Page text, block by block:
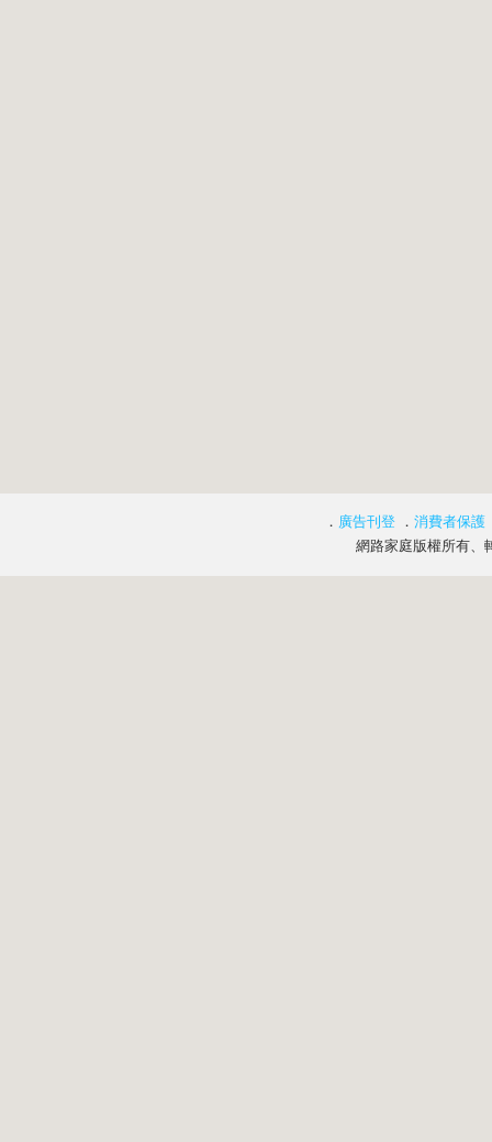
． 廣告刊登 ． 消費者保護
網路家庭版權所有、